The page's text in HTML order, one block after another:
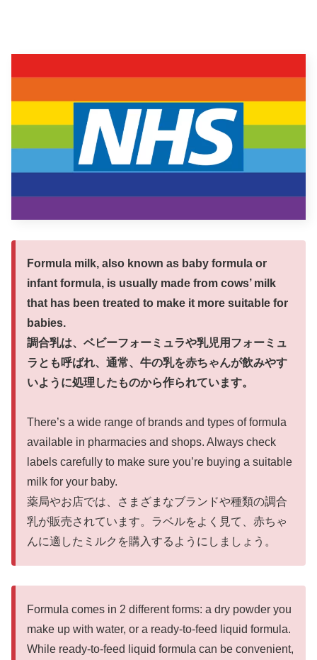
Formula milk, also known as baby formula or
infant formula, is usually made from cows’ milk
that has been treated to make it more suitable for
babies.
調合乳は、ベビーフォーミュラや乳児用フォーミュ
ラとも呼ばれ、通常、牛の乳を赤ちゃんが飲みやす
いように処理したものから作られています。
There’s a wide range of brands and types of formula
available in pharmacies and shops. Always check
labels carefully to make sure you’re buying a suitable
milk for your baby.
薬局やお店では、さまざまなブランドや種類の調合
乳が販売されています。ラベルをよく見て、赤ちゃ
んに適したミルクを購入するようにしましょう。
Formula comes in 2 different forms: a dry powder you
make up with water, or a ready-to-feed liquid formula.
While ready-to-feed liquid formula can be convenient,